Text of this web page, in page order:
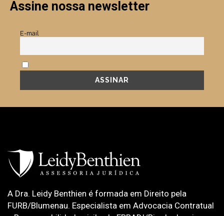
Assine nossa newsletter
E-mail
A Dra. Leidy Benthien é formada em Direito pela
FURB/Blumenau. Especialista em Advocacia Contratual